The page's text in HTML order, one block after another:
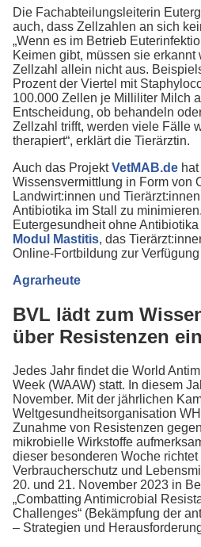
Die Fachabteilungsleiterin
auch, dass Zellzahlen an sich
„Wenn es im Betrieb
Keimen gibt, müssen sie
Zellzahl allein nicht aus.
Prozent der Viertel mit
100.000 Zellen je Milliliter Milch
Entscheidung, ob behandeln
Zellzahl trifft, werden viele Fälle
therapiert“, erklärt die Tierärztin.
Auch das ProjektVetMAB.de
Wissensvermittlung in Form von
Landwirt:innen und
Antibiotika im Stall zu
Eutergesundheit ohne
Modul Mastitis, das
Online-Fortbildung zur Verfügung
Agrarheute
BVL lädt zum
über Resistenzen ein
Jedes Jahr findet die World
Week (WAAW) statt. In diesem
November. Mit der jährlichen
Weltgesundheitsorganisation
Zunahme von Resistenzen
mikrobielle Wirkstoffe
dieser besonderen Woche
Verbraucherschutz und
20. und 21. November 2023 in
„Combatting Antimicrobial
Challenges“ (Bekämpfung der
– Strategien und